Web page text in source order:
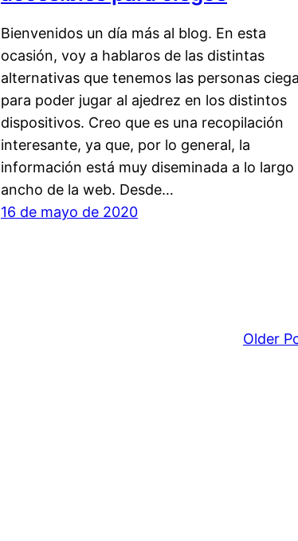
Bienvenidos un día más al blog. En esta
ocasión, voy a hablaros de las distintas
alternativas que tenemos las personas
para poder jugar al ajedrez en los distintos
dispositivos. Creo que es una recopilación
interesante, ya que, por lo general, la
información está muy diseminada a lo largo
ancho de la web. Desde…
16 de mayo de 2020
Older